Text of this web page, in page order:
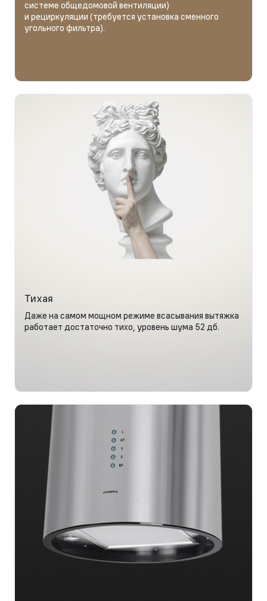
системе общедомовой вентиляции)
и рециркуляции (требуется установка сменного
угольного фильтра).
Тихая
Даже на самом мощном режиме всасывания вытяжка
работает достаточно тихо, уровень шума 52 дб.